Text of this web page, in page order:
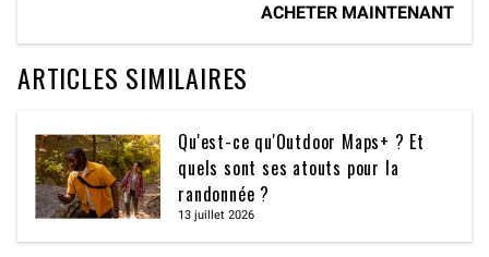
ACHETER MAINTENANT
ARTICLES SIMILAIRES
Qu'est-ce qu'Outdoor Maps+ ? Et
quels sont ses atouts pour la
randonnée ?
13 juillet 2026